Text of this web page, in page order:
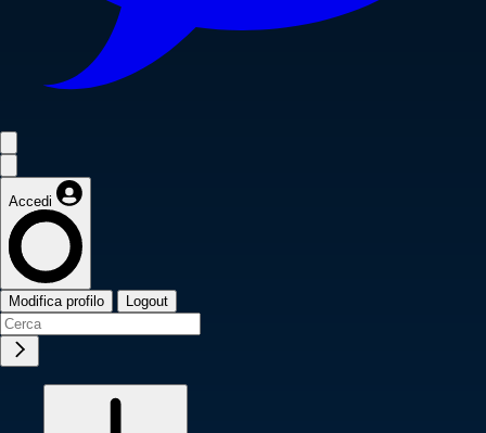
Accedi
Modifica profilo Logout